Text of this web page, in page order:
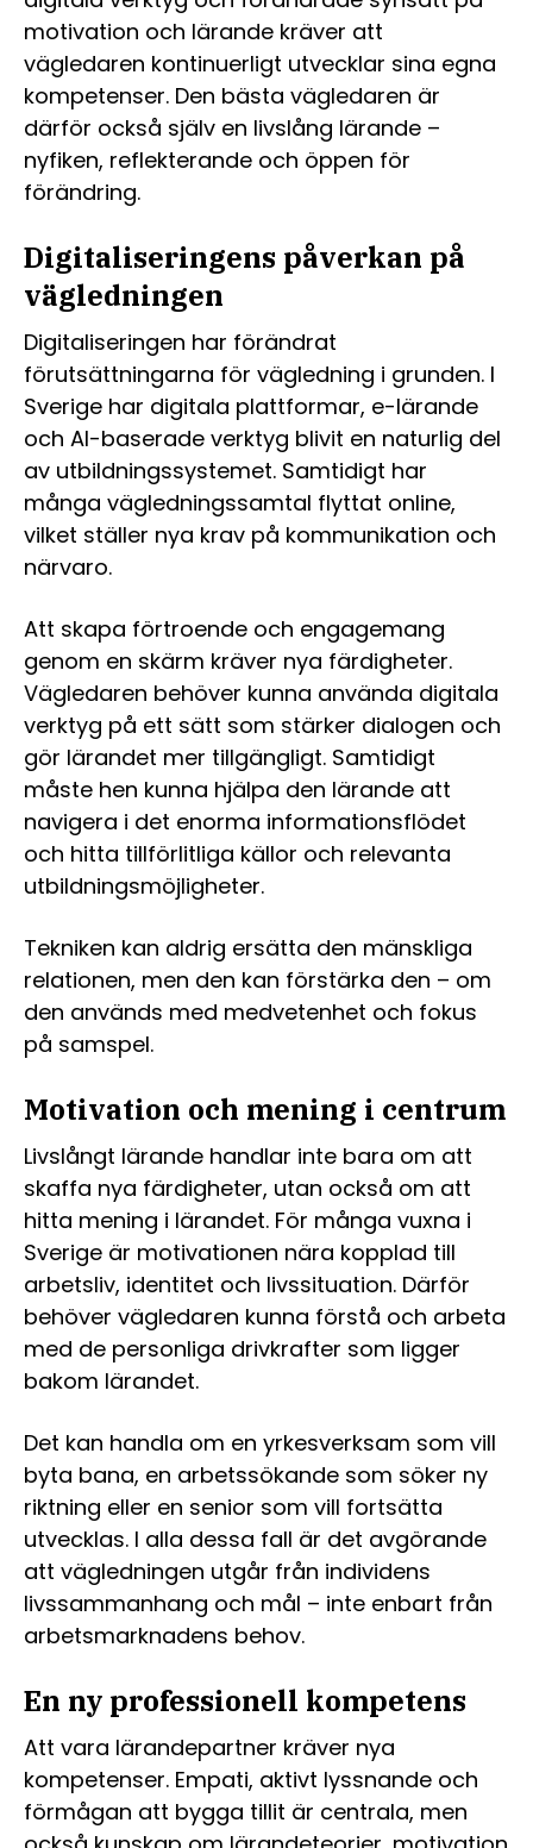
motivation och lärande kräver att
vägledaren kontinuerligt utvecklar sina egna
kompetenser. Den bästa vägledaren är
därför också själv en livslång lärande –
nyfiken, reflekterande och öppen för
förändring.
Digitaliseringens påverkan på
vägledningen
Digitaliseringen har förändrat
förutsättningarna för vägledning i grunden. I
Sverige har digitala plattformar, e-lärande
och AI-baserade verktyg blivit en naturlig del
av utbildningssystemet. Samtidigt har
många vägledningssamtal flyttat online,
vilket ställer nya krav på kommunikation och
närvaro.
Att skapa förtroende och engagemang
genom en skärm kräver nya färdigheter.
Vägledaren behöver kunna använda digitala
verktyg på ett sätt som stärker dialogen och
gör lärandet mer tillgängligt. Samtidigt
måste hen kunna hjälpa den lärande att
navigera i det enorma informationsflödet
och hitta tillförlitliga källor och relevanta
utbildningsmöjligheter.
Tekniken kan aldrig ersätta den mänskliga
relationen, men den kan förstärka den – om
den används med medvetenhet och fokus
på samspel.
Motivation och mening i centrum
Livslångt lärande handlar inte bara om att
skaffa nya färdigheter, utan också om att
hitta mening i lärandet. För många vuxna i
Sverige är motivationen nära kopplad till
arbetsliv, identitet och livssituation. Därför
behöver vägledaren kunna förstå och arbeta
med de personliga drivkrafter som ligger
bakom lärandet.
Det kan handla om en yrkesverksam som vill
byta bana, en arbetssökande som söker ny
riktning eller en senior som vill fortsätta
utvecklas. I alla dessa fall är det avgörande
att vägledningen utgår från individens
livssammanhang och mål – inte enbart från
arbetsmarknadens behov.
En ny professionell kompetens
Att vara lärandepartner kräver nya
kompetenser. Empati, aktivt lyssnande och
förmågan att bygga tillit är centrala, men